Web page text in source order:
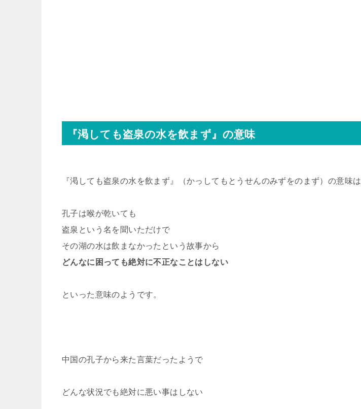
『渇しても盗泉の水を飲まず』の意味
『渇しても盗泉の水を飲まず』（かっしてもとうせんのみずをのまず）の意味は
孔子は喉が乾いても
盗泉という名を聞いただけで
その湖の水は飲まなかったという故事から
どんなに困っても絶対に不正なことはしない
といった意味のようです。
中国の孔子から来た言葉だったようで
どんな状況でも絶対に悪い事はしない